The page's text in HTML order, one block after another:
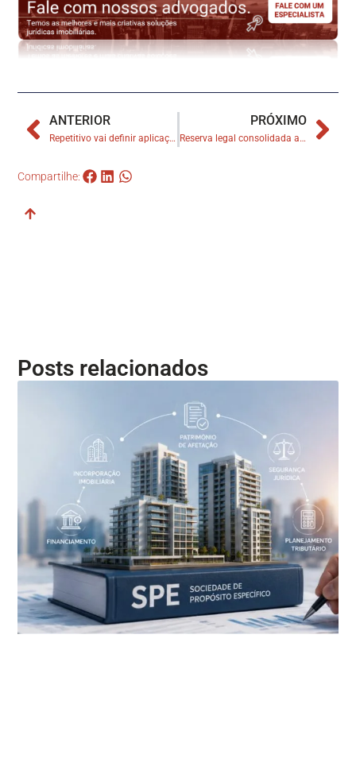
ANTERIOR
Repetitivo vai definir aplicação do CDC a resolução de venda de imóvel com alienação fiduciária
PRÓXIMO
Reserva legal consolidada antes do Código Florestal de 2012 deve ter registro no cartório de imóveis
Compartilhe:
Posts relacionados